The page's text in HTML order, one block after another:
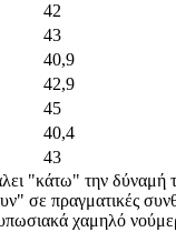
42
43
40,9
42,9
45
40,4
43
"κάτω" την δύναμή
σε πραγματικές
χαμηλό